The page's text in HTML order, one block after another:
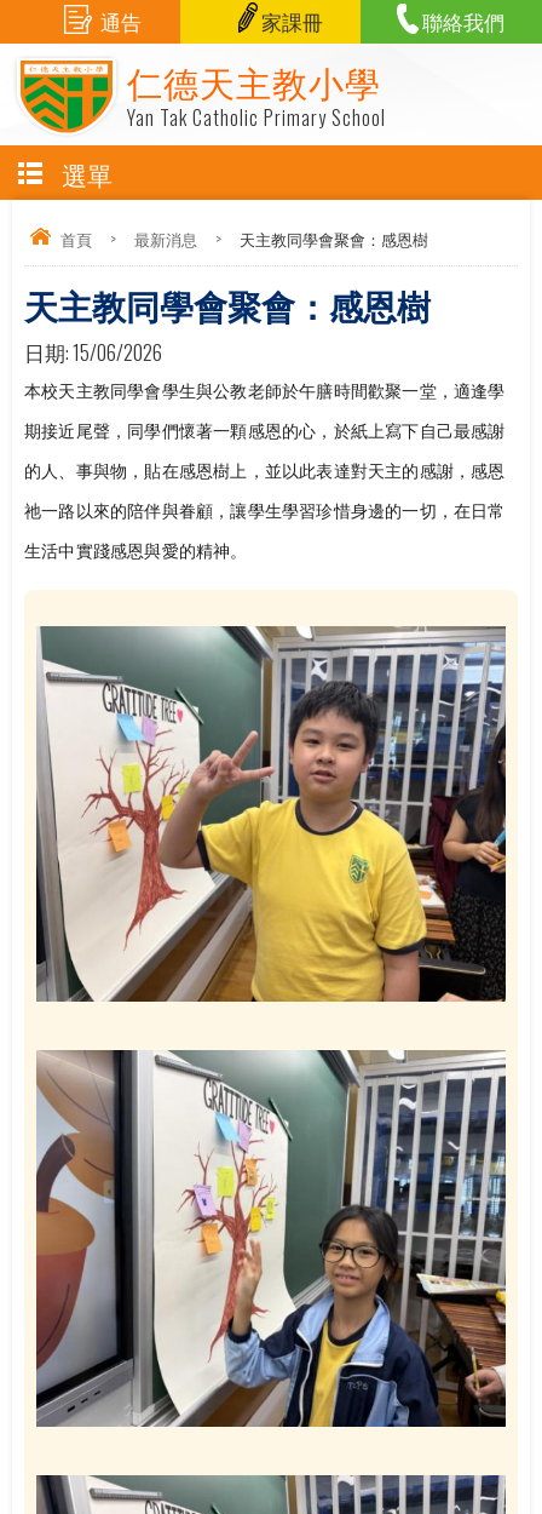
仁德天主教小學
Yan Tak Catholic Primary School
通告 家課冊 聯絡我們
選單
首頁 > 最新消息 > 天主教同學會聚會：感恩樹
天主教同學會聚會：感恩樹
日期:15/06/2026
本校天主教同學會學生與公教老師於午膳時間歡聚一堂，適逢學
期接近尾聲，同學們懷著一顆感恩的心，於紙上寫下自己最感謝
的人、事與物，貼在感恩樹上，並以此表達對天主的感謝，感恩
祂一路以來的陪伴與眷顧，讓學生學習珍惜身邊的一切，在日常
生活中實踐感恩與愛的精神。